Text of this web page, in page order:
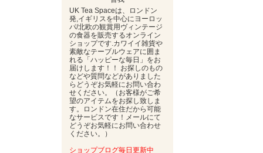
UK Tea Spaceは、ロンドン
発,イギリスを中心にヨーロッ
パ/北欧の観賞用ヴィンテージ
の食器を販売するオンライン
ショップです.カワイイ雑貨や
素敵なテーブルウェアに囲ま
れる「ハッピーな毎日」をお
届けします！！ お探しのもの
などや質問などがありました
らどうぞお気軽にお問い合わ
せください。（お客様がご希
望のアイテムをお探し致しま
す。ロンドン在住だから可能
なサービスです！メールにて
どうぞお気軽にお問い合わせ
ください。）
ショップブログ毎日更新中